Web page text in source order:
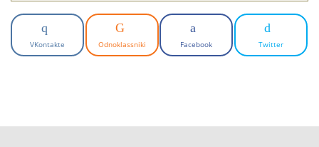
VKontakte Odnoklassniki Facebook Twitter